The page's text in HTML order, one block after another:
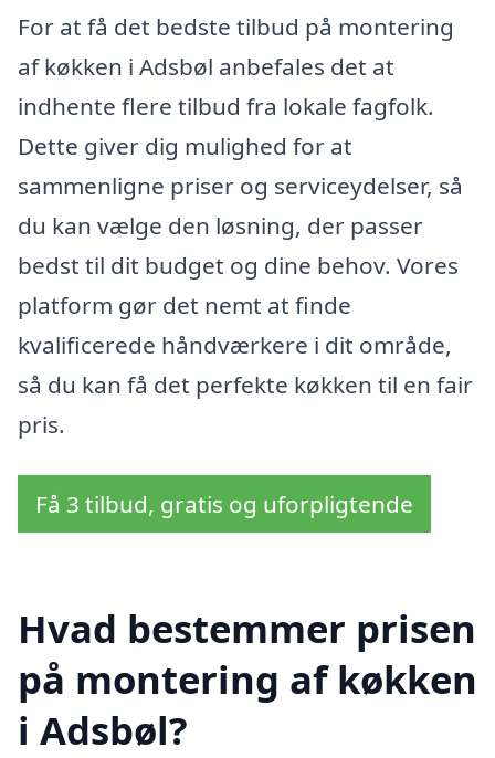
For at få det bedste tilbud på montering
af køkken i Adsbøl anbefales det at
indhente flere tilbud fra lokale fagfolk.
Dette giver dig mulighed for at
sammenligne priser og serviceydelser, så
du kan vælge den løsning, der passer
bedst til dit budget og dine behov. Vores
platform gør det nemt at finde
kvalificerede håndværkere i dit område,
så du kan få det perfekte køkken til en fair
pris.
Få 3 tilbud, gratis og uforpligtende
Hvad bestemmer prisen
på montering af køkken
i Adsbøl?